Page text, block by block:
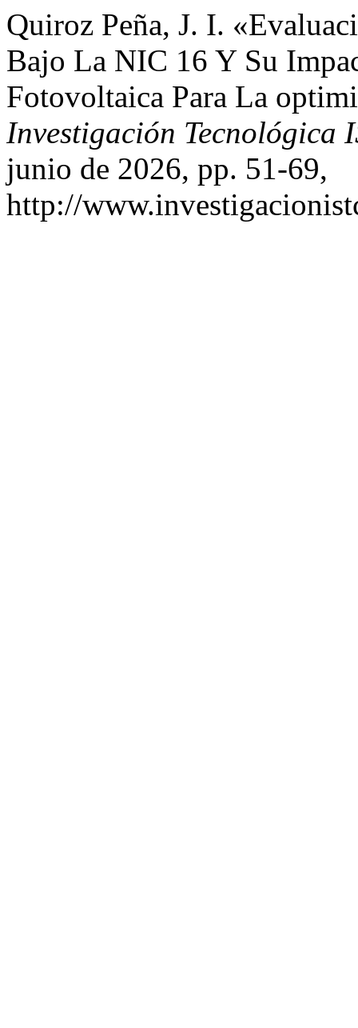
Quiroz Peña, J. I.
Bajo La NIC 16 Y Su
Fotovoltaica Para La
Investigación Tecnológica
junio de 2026, pp. 51-69,
http://